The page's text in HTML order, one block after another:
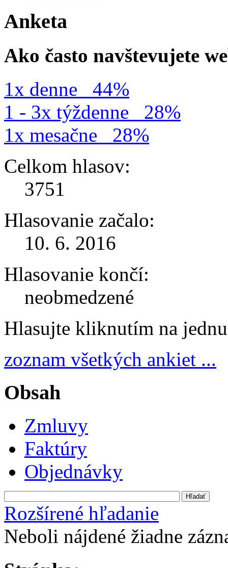
Anketa
Ako často navštevujete
1x denne
44%
1 - 3x týždenne
28%
1x mesačne
28%
Celkom hlasov:
3751
Hlasovanie začalo:
10. 6. 2016
Hlasovanie končí:
neobmedzené
Hlasujte kliknutím na
zoznam všetkých ankiet ...
Obsah
Zmluvy
Faktúry
Objednávky
Rozšírené hľadanie
Neboli nájdené žiadne